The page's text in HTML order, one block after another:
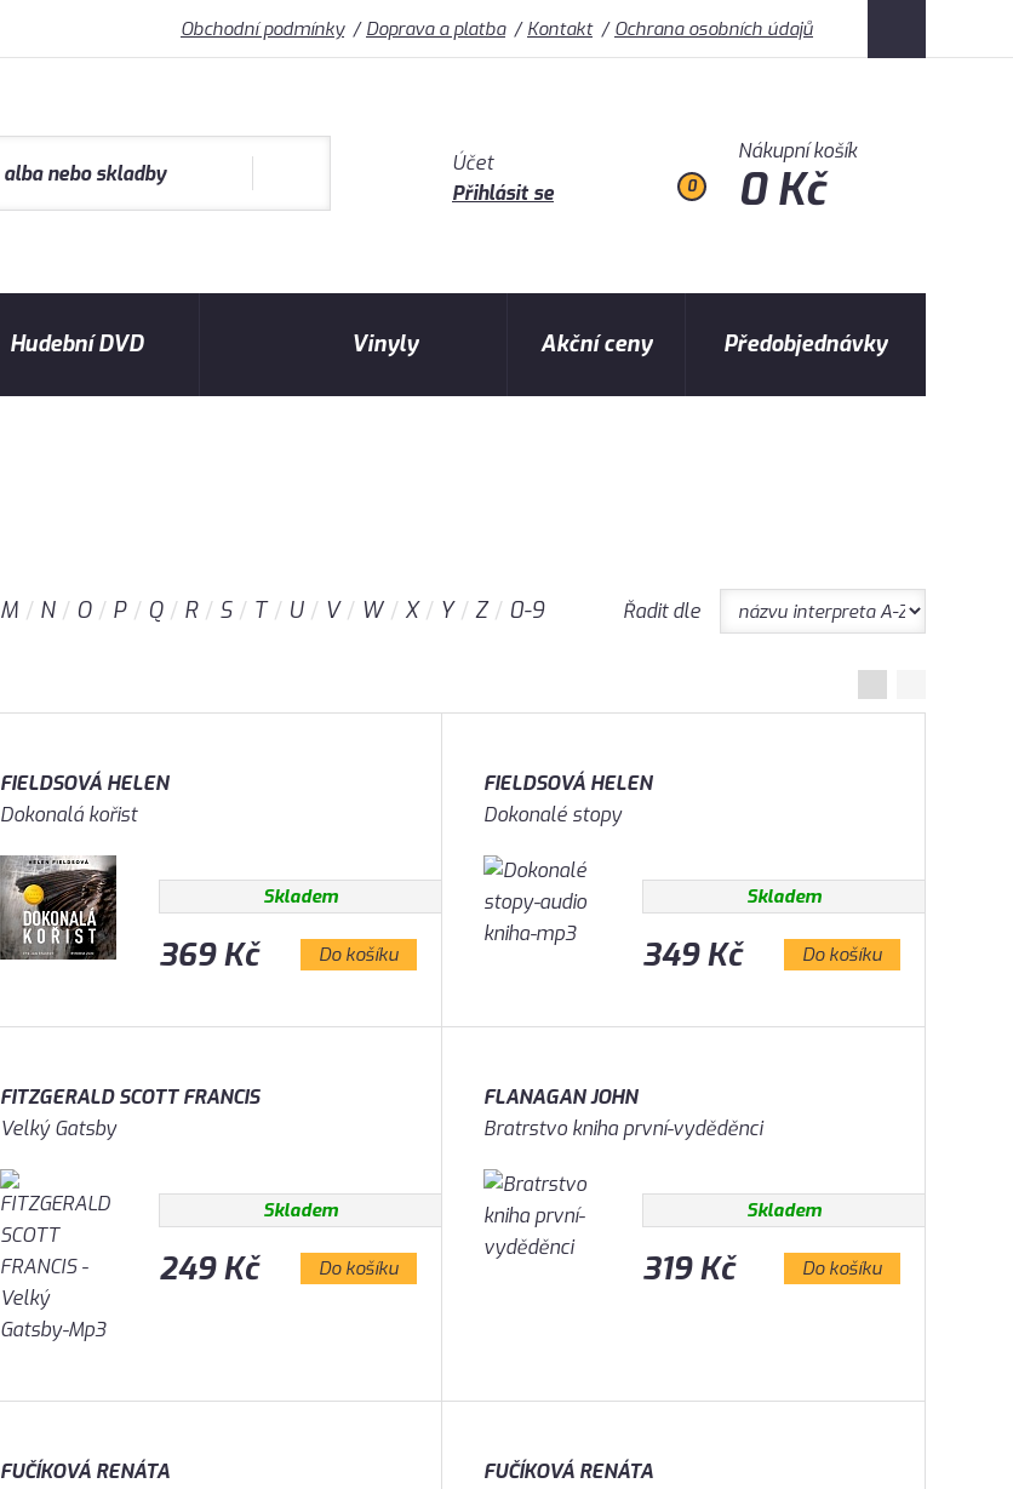
Obchodní podmínky Doprava a platba Kontakt Ochrana osobních údajů
Účet
Přihlásit se
0
Nákupní košík
0 Kč
Hudební DVD Vinyly Akční ceny Předobjednávky
M N O P Q R S T U V W X Y Z 0-9 Řadit dle
FIELDSOVÁ HELEN
Dokonalá kořist
Skladem
369 Kč Do košíku
FIELDSOVÁ HELEN
Dokonalé stopy
Skladem
349 Kč Do košíku
FITZGERALD SCOTT FRANCIS
Velký Gatsby
Skladem
249 Kč Do košíku
FLANAGAN JOHN
Bratrstvo kniha první-vyděděnci
Skladem
319 Kč Do košíku
FUČÍKOVÁ RENÁTA
FUČÍKOVÁ RENÁTA